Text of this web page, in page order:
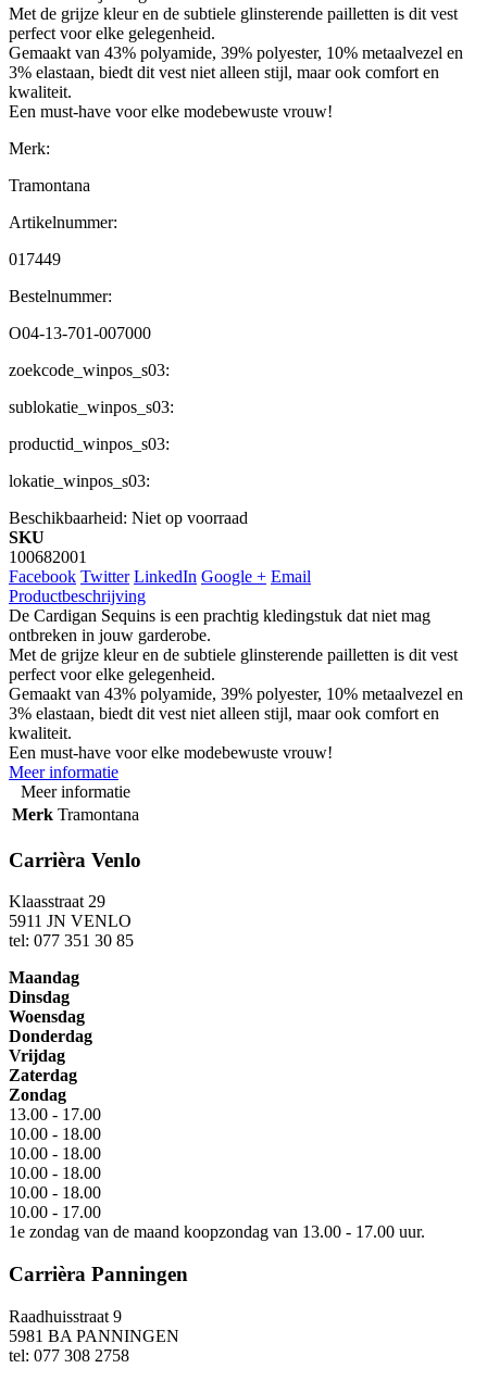
Met de grijze kleur en de subtiele glinsterende pailletten is dit vest
perfect voor elke gelegenheid.
Gemaakt van 43% polyamide, 39% polyester, 10% metaalvezel en
3% elastaan, biedt dit vest niet alleen stijl, maar ook comfort en
kwaliteit.
Een must-have voor elke modebewuste vrouw!
Merk:
Tramontana
Artikelnummer:
017449
Bestelnummer:
O04-13-701-007000
zoekcode_winpos_s03:
sublokatie_winpos_s03:
productid_winpos_s03:
lokatie_winpos_s03:
Beschikbaarheid: Niet op voorraad
SKU
100682001
Facebook Twitter LinkedIn Google + Email
Productbeschrijving
De Cardigan Sequins is een prachtig kledingstuk dat niet mag
ontbreken in jouw garderobe.
Met de grijze kleur en de subtiele glinsterende pailletten is dit vest
perfect voor elke gelegenheid.
Gemaakt van 43% polyamide, 39% polyester, 10% metaalvezel en
3% elastaan, biedt dit vest niet alleen stijl, maar ook comfort en
kwaliteit.
Een must-have voor elke modebewuste vrouw!
Meer informatie
Meer informatie
Merk Tramontana
Carrièra Venlo
Klaasstraat 29
5911 JN VENLO
tel: 077 351 30 85
Maandag
Dinsdag
Woensdag
Donderdag
Vrijdag
Zaterdag
Zondag
13.00 - 17.00
10.00 - 18.00
10.00 - 18.00
10.00 - 18.00
10.00 - 18.00
10.00 - 17.00
1e zondag van de maand koopzondag van 13.00 - 17.00 uur.
Carrièra Panningen
Raadhuisstraat 9
5981 BA PANNINGEN
tel: 077 308 2758